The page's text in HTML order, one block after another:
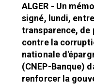
ALGER - Un
signé, lundi,
transparence,
contre la
nationale
(CNEP-Banque)
renforcer la